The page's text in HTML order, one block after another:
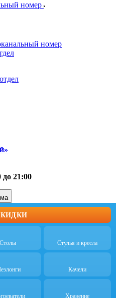
номер
номер
21:00
Столы Стулья и кресла
Качели
Хранение